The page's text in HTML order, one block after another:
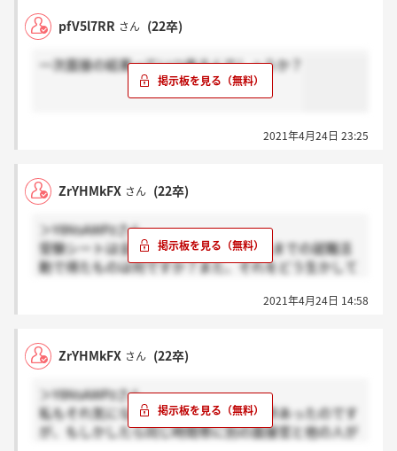
pfV5l7RR さん (22卒)
一次面接の結果っていつ来るんでしょうか？
2021年4月24日 23:25
ZrYHMkFX さん (22卒)
＞Y8NsAWPzさん
受験シートは全10題ありました。?これまでの就職活
動で得たものは何ですか？また、それをどう生かして
とは何ですか？また、その理由は何ですか？?これま
かをお書きください。?出版社で待ち受けている「仕
事の厳しさ」とは、どんなものだと思いますか？?あ
を教えてください。?最近のニュースで感動したこと
を教えてください。?あなたの人生で「忘れ去ってし
まいたい」と思う経験を教えてください。?面接で突
2021年4月24日 14:58
ZrYHMkFX さん (22卒)
＞Y8NsAWPzさん
私もそれ気になっていました…私も32枠あったのです
が、もしかしたら同じ時間帯に別の面接官と他の人が